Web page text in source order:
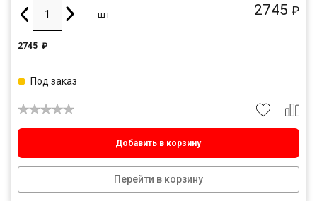
2745 ₽
шт
2745 ₽
Добавить в корзину
Перейти в корзину
Под заказ